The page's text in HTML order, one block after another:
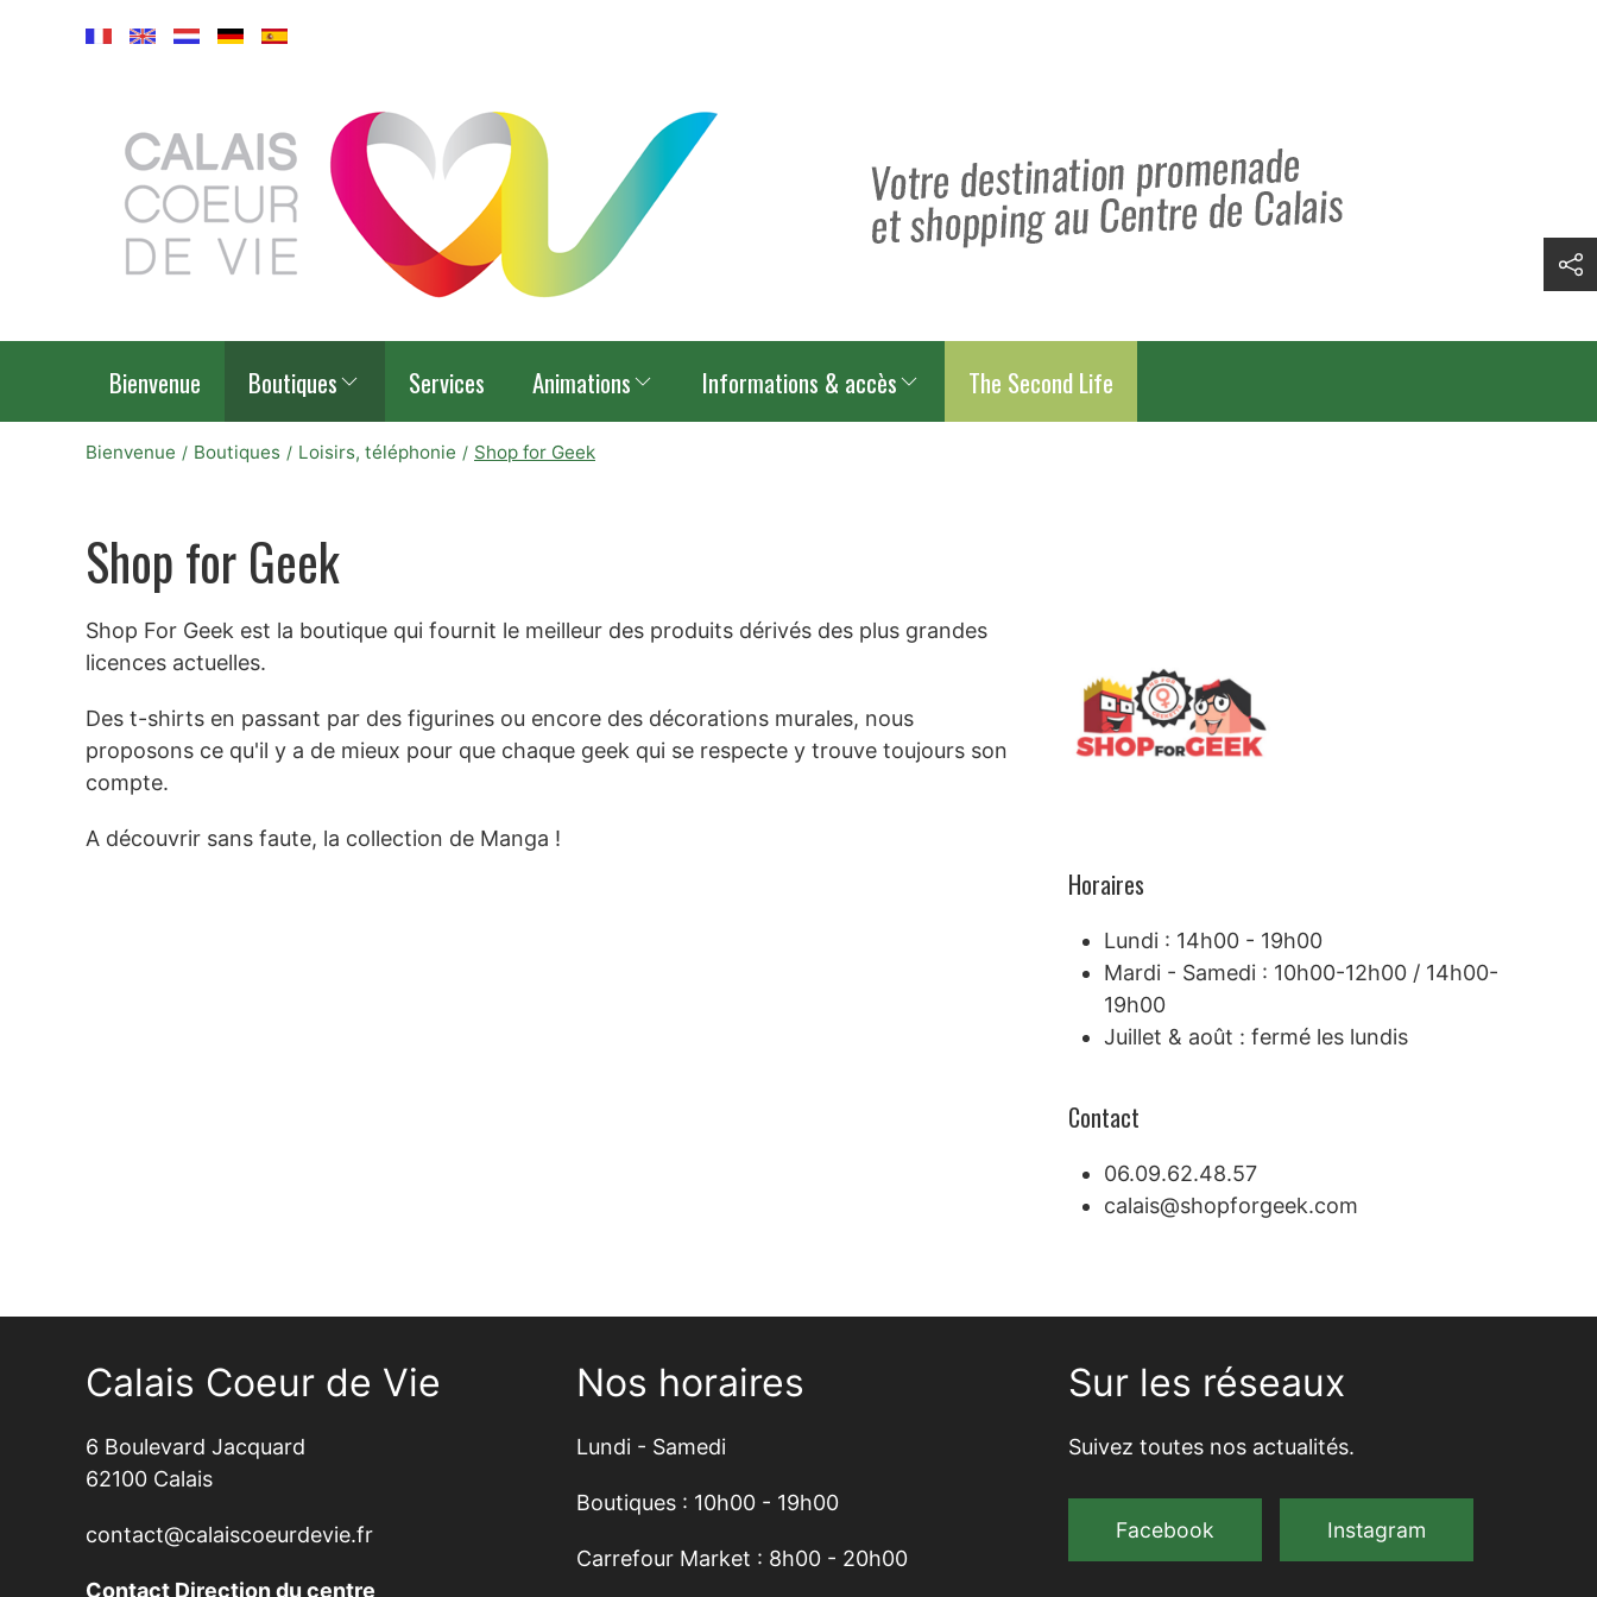
Bienvenue Boutiques Services Animations Informations & accès The Second Life
Bienvenue Boutiques Loisirs, téléphonie Shop for Geek
Shop for Geek
Shop For Geek est la boutique qui fournit le meilleur des produits dérivés des plus grandes
licences actuelles.
Des t-shirts en passant par des figurines ou encore des décorations murales, nous
proposons ce qu'il y a de mieux pour que chaque geek qui se respecte y trouve toujours son
compte.
A découvrir sans faute, la collection de Manga !
Horaires
Lundi : 14h00 - 19h00
Mardi - Samedi : 10h00-12h00 / 14h00-
19h00
Juillet & août : fermé les lundis
Contact
06.09.62.48.57
calais@shopforgeek.com
Calais Coeur de Vie
6 Boulevard Jacquard
62100 Calais
contact@calaiscoeurdevie.fr
Contact Direction du centre
Nos horaires
Lundi - Samedi
Boutiques : 10h00 - 19h00
Carrefour Market : 8h00 - 20h00
Sur les réseaux
Suivez toutes nos actualités.
Facebook Instagram